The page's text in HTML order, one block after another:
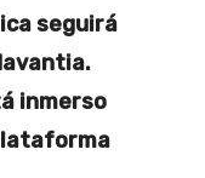
seguirá
inmerso